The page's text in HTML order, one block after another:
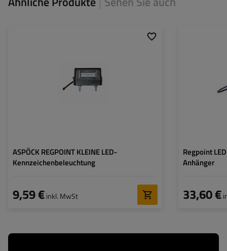
ASPÖCK REGPOINT KLEINE LED-
Kennzeichenbeleuchtung
9,59 €inkl. MwSt
Kennzeichenbeleuchtung
Regpoint
Anhänger
33,60 €